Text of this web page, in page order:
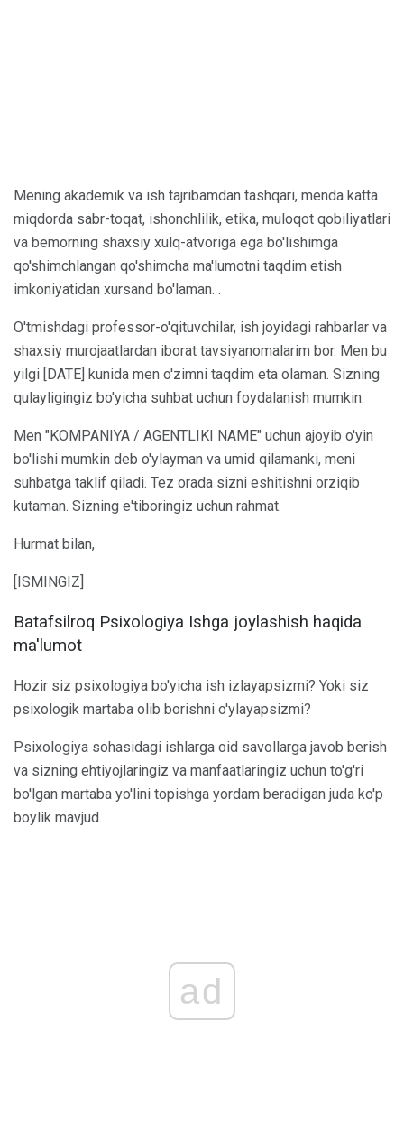
Mening akademik va ish tajribamdan tashqari, menda katta
miqdorda sabr-toqat, ishonchlilik, etika, muloqot qobiliyatlari
va bemorning shaxsiy xulq-atvoriga ega bo'lishimga
qo'shimchlangan qo'shimcha ma'lumotni taqdim etish
imkoniyatidan xursand bo'laman. .
O'tmishdagi professor-o'qituvchilar, ish joyidagi rahbarlar va
shaxsiy murojaatlardan iborat tavsiyanomalarim bor. Men bu
yilgi [DATE] kunida men o'zimni taqdim eta olaman. Sizning
qulayligingiz bo'yicha suhbat uchun foydalanish mumkin.
Men "KOMPANIYA / AGENTLIKI NAME" uchun ajoyib o'yin
bo'lishi mumkin deb o'ylayman va umid qilamanki, meni
suhbatga taklif qiladi. Tez orada sizni eshitishni orziqib
kutaman. Sizning e'tiboringiz uchun rahmat.
Hurmat bilan,
[ISMINGIZ]
Batafsilroq Psixologiya Ishga joylashish haqida
ma'lumot
Hozir siz psixologiya bo'yicha ish izlayapsizmi? Yoki siz
psixologik martaba olib borishni o'ylayapsizmi?
Psixologiya sohasidagi ishlarga oid savollarga javob berish
va sizning ehtiyojlaringiz va manfaatlaringiz uchun to'g'ri
bo'lgan martaba yo'lini topishga yordam beradigan juda ko'p
boylik mavjud.
ad